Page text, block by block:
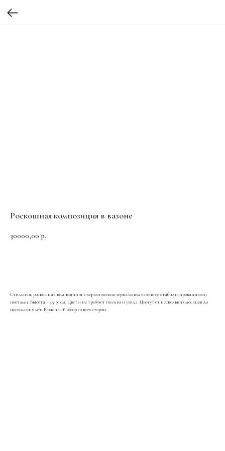
Роскошная композиция в вазоне
30000,00 р.
Стильная, роскошная композиция в керамическом зеркальном вазоне со стабилизированными
цветами. Высота ~ 45-50 см. Цветы не требуют полива и ухода. Цветут от нескольких месяцев до
нескольких лет. Красивый обзор со всех сторон.